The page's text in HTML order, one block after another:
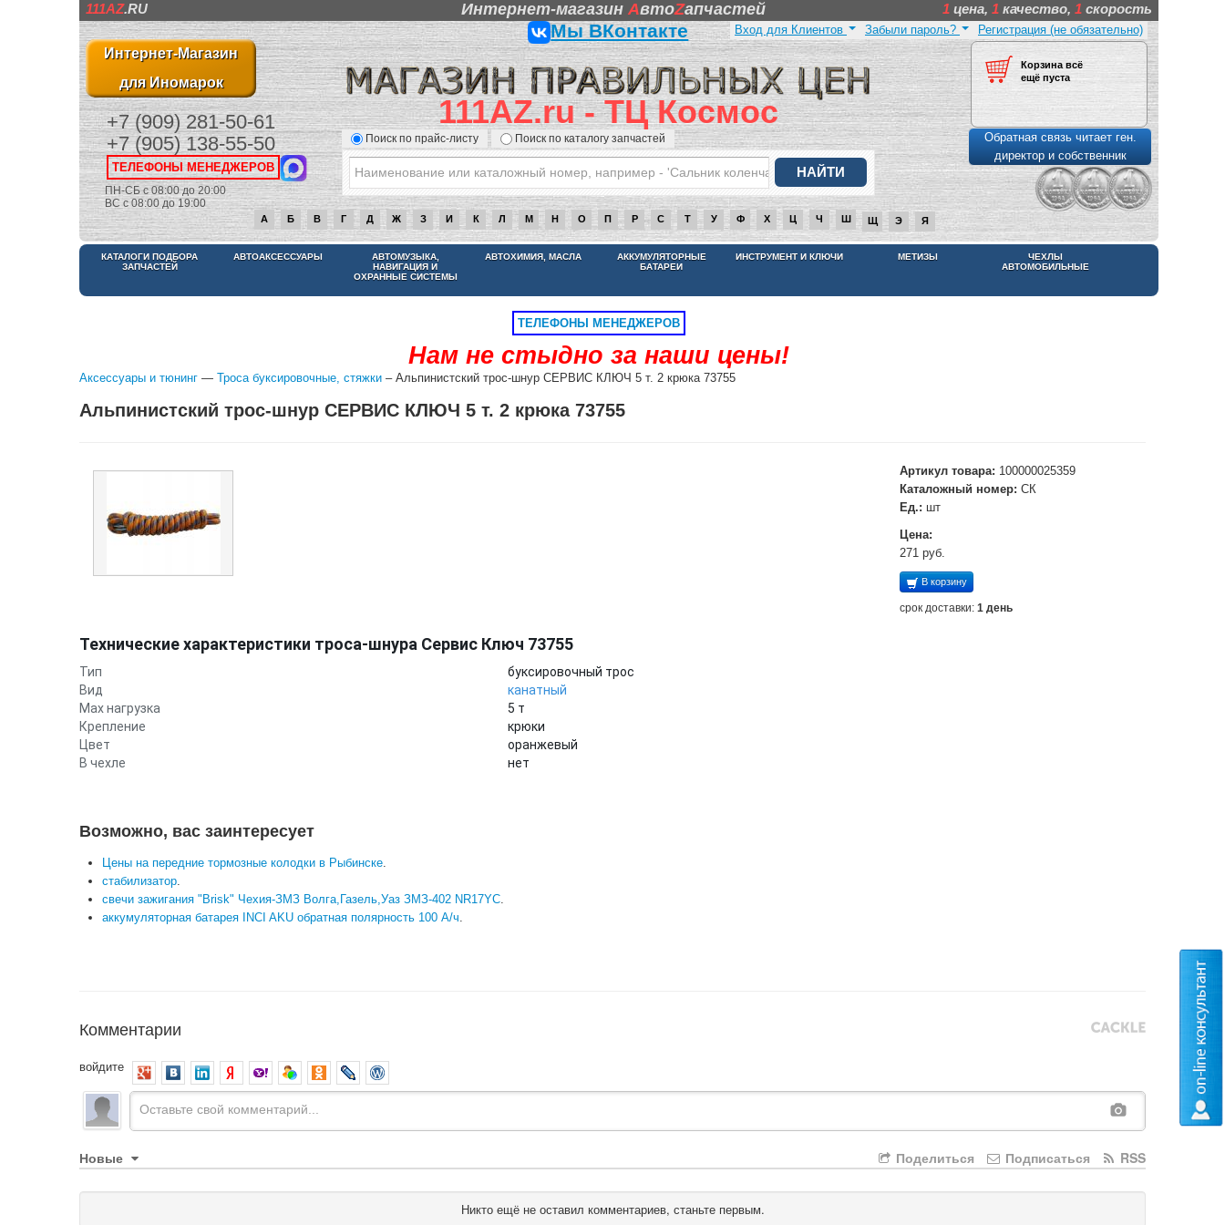
111AZ.RU Интернет-магазинAвтоZапчастей 1 цена, 1 качество, 1 скорость
Интернет-Магазин
для Иномарок
+7 (909) 281-50-61
+7 (905) 138-55-50
ТЕЛЕФОНЫ МЕНЕДЖЕРОВ
ПН-СБ с 08:00 до 20:00
ВС с 08:00 до 19:00
Мы ВКонтакте
111AZ.ru - ТЦ Космос
Поиск по прайс-листу Поиск по каталогу запчастей
Регистрация (не обязательно)
Забыли пароль?
Вход для Клиентов
Корзина всё
ещё пуста
Обратная связь читает ген.
директор и собственник
А Б В Г Д Ж З И К Л М Н О П Р С Т У Ф Х Ц Ч Ш Щ Э Я
НАМ НЕ СТЫДНО ЗА НАШИ ЦЕНЫ
КАТАЛОГИ ПОДБОРА
ЗАПЧАСТЕЙ
АВТОАКСЕССУАРЫ
АВТОМУЗЫКА,
НАВИГАЦИЯ И
ОХРАННЫЕ СИСТЕМЫ
АВТОХИМИЯ, МАСЛА
АККУМУЛЯТОРНЫЕ
БАТАРЕИ
ИНСТРУМЕНТ И КЛЮЧИ МЕТИЗЫ
ЧЕХЛЫ
АВТОМОБИЛЬНЫЕ
ТЕЛЕФОНЫ МЕНЕДЖЕРОВ
Нам не стыдно за наши цены!
Аксессуары и тюнинг — Троса буксировочные, стяжки – Альпинистский трос-шнур СЕРВИС КЛЮЧ 5 т. 2 крюка 73755
Альпинистский трос-шнур СЕРВИС КЛЮЧ 5 т. 2 крюка 73755
Артикул товара: 100000025359
Каталожный номер: СК
Ед.: шт
Цена:
271 руб.
В корзину
срок доставки: 1 день
Технические характеристики троса-шнура Сервис Ключ 73755
Тип
буксировочный трос
Вид
канатный
Max нагрузка
5 т
Крепление
крюки
Цвет
оранжевый
В чехле
нет
Возможно, вас заинтересует
Цены на передние тормозные колодки в Рыбинске.
стабилизатор.
свечи зажигания "Brisk" Чехия-ЗМЗ Волга,Газель,Уаз ЗМЗ-402 NR17YC.
аккумуляторная батарея INCI AKU обратная полярность 100 А/ч.
Комментарии
войдите
Новые RSS
Подписаться
Поделиться
Никто ещё не оставил комментариев, станьте первым.